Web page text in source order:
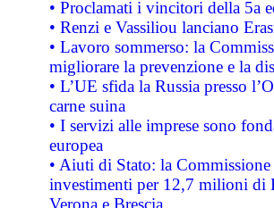
• Proclamati i vincitori della 5a
• Renzi e Vassiliou lanciano
• Lavoro sommerso: la
migliorare la prevenzione e la
• L’UE sfida la Russia presso
carne suina
• I servizi alle imprese sono
europea
• Aiuti di Stato: la
investimenti per 12,7 milioni di
Verona e Brescia